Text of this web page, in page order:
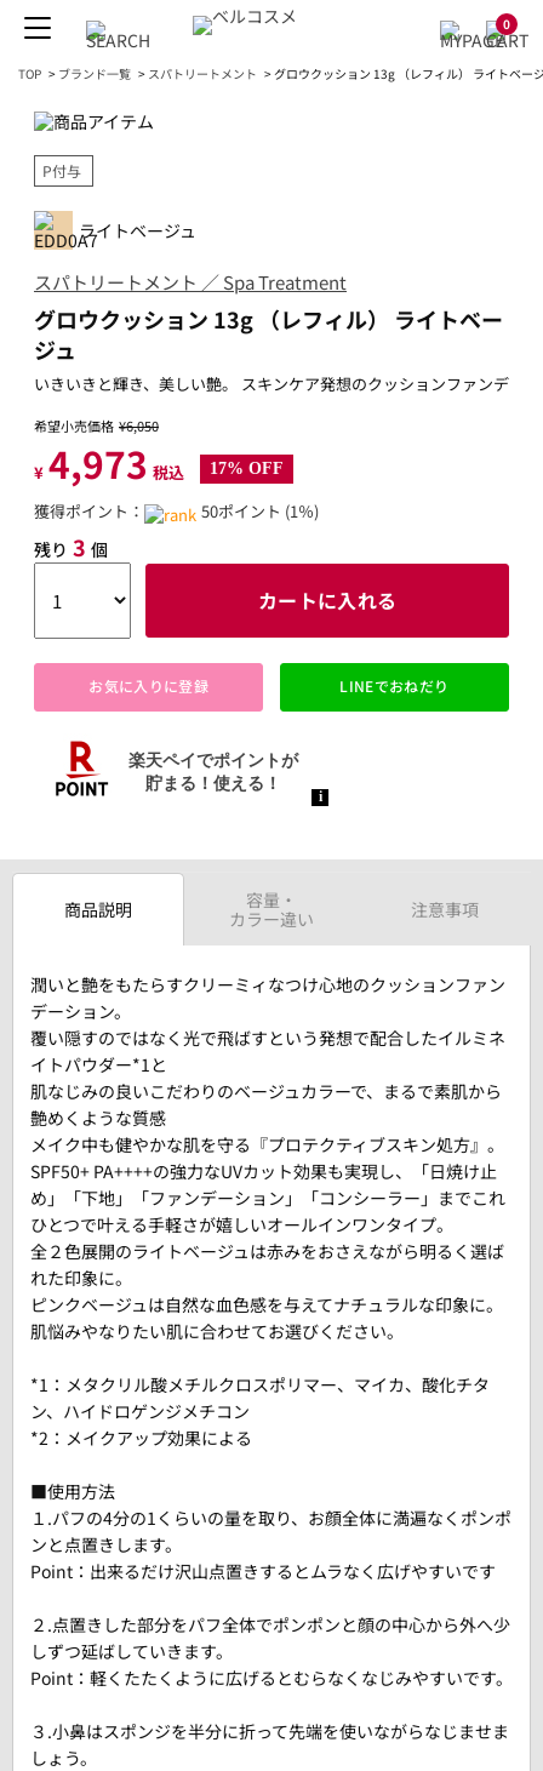
0
TOP > ブランド一覧 > スパトリートメント >グロウクッション 13g （レフィル） ライトベー
P付与
ライトベージュ
スパトリートメント ／ Spa Treatment
グロウクッション 13g （レフィル） ライトベー
ジュ
いきいきと輝き、美しい艶。 スキンケア発想のクッションファンデ
希望小売価格 ¥6,050
¥ 4,973 税込 17% OFF
獲得ポイント： 50ポイント (1％)
残り 3 個
カートに入れる
お気に入りに登録 LINEでおねだり
商品説明
容量・
カラー違い
注意事項
潤いと艶をもたらすクリーミィなつけ心地のクッションファン
デーション。
覆い隠すのではなく光で飛ばすという発想で配合したイルミネ
イトパウダー*1と
肌なじみの良いこだわりのベージュカラーで、まるで素肌から
艶めくような質感
メイク中も健やかな肌を守る『プロテクティブスキン処方』。
SPF50+ PA++++の強力なUVカット効果も実現し、「日焼け止
め」「下地」「ファンデーション」「コンシーラー」までこれ
ひとつで叶える手軽さが嬉しいオールインワンタイプ。
全２色展開のライトベージュは赤みをおさえながら明るく選ば
れた印象に。
ピンクベージュは自然な血色感を与えてナチュラルな印象に。
肌悩みやなりたい肌に合わせてお選びください。
*1：メタクリル酸メチルクロスポリマー、マイカ、酸化チタ
ン、ハイドロゲンジメチコン
*2：メイクアップ効果による
■使用方法
１.パフの4分の1くらいの量を取り、お顔全体に満遍なくポンポ
ンと点置きします。
Point：出来るだけ沢山点置きするとムラなく広げやすいです
２.点置きした部分をパフ全体でポンポンと顔の中心から外へ少
しずつ延ばしていきます。
Point：軽くたたくように広げるとむらなくなじみやすいです。
３.小鼻はスポンジを半分に折って先端を使いながらなじませま
しょう。